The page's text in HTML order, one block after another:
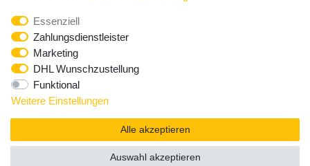
widerrufen.**
Abonnieren
** Hierbei handelt es sich um ein Pflichtfeld.
Essenziell
Zahlungsdienstleister
Marketing
DHL Wunschzustellung
Funktional
Weitere Einstellungen
Alle akzeptieren
Auswahl akzeptieren